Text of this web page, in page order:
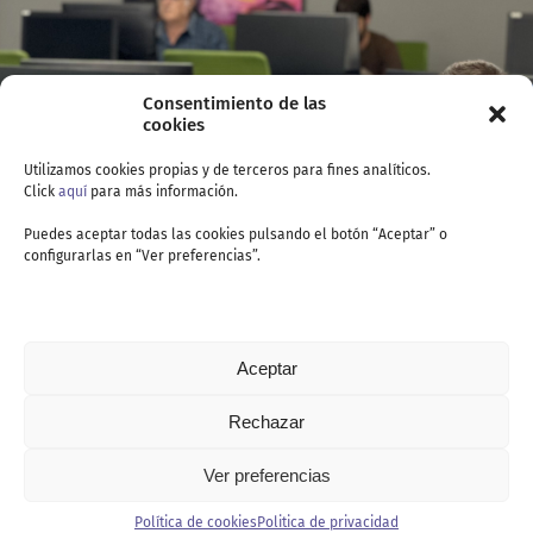
Consentimiento de las
cookies
Utilizamos cookies propias y de terceros para fines analíticos.
Click aquí para más información.
Puedes aceptar todas las cookies pulsando el botón “Aceptar” o
configurarlas en “Ver preferencias”.
Aceptar
Rechazar
Ver preferencias
Política de cookies Politica de privacidad